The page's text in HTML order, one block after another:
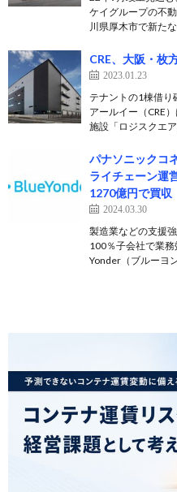
ケイグループの不
川県厚木市で新た
CRE、大阪・枚
2023.01.23
テナントの1棟借り
アールイー（CRE
施設「ロジスクエ
パナソニックコ
ライチェーン運
1270億円で買収
2024.03.30
製造業などの支援
100％子会社で業
Yonder（ブルーヨ